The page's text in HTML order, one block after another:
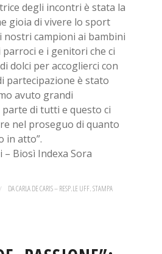
degli incontri è stata la
gioia di vivere lo sport
nostri campioni ai bambini
parroci e i genitori che ci
dolci per accoglierci con
partecipazione è stato
avuto grandi
di tutti e questo ci
nel proseguo di quanto
in atto”.
Biosì Indexa Sora
/ DACARLA DE CARIS – RESP.LE UFF. STAMPA